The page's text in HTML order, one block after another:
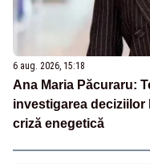
6 aug. 2026, 15:18
Ana Maria Păcuraru:
investigarea deciziilor
criză enegetică